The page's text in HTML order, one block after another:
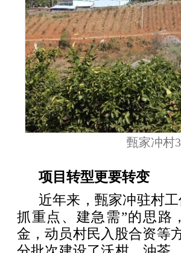
甄家冲村
项目转型更要转变
近年来，甄家冲驻村
抓重点、建急需”的思路
金，动员村民入股合资等